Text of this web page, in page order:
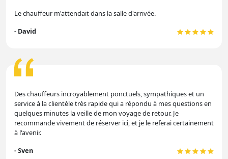
Le chauffeur m'attendait dans la salle d'arrivée.
- David
Des chauffeurs incroyablement ponctuels, sympathiques et un
service à la clientèle très rapide qui a répondu à mes questions en
quelques minutes la veille de mon voyage de retour. Je
recommande vivement de réserver ici, et je le referai certainement
à l'avenir.
- Sven